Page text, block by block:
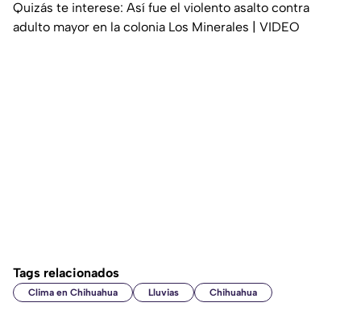
Quizás te interese: Así fue el violento asalto contra
adulto mayor en la colonia Los Minerales | VIDEO
Tags relacionados
Clima en Chihuahua Lluvias Chihuahua